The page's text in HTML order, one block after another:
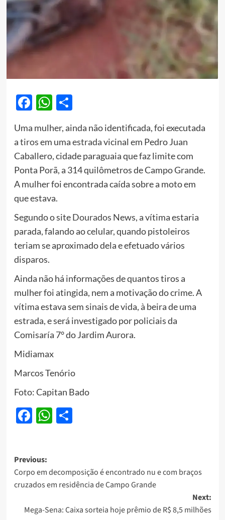
Facebook
WhatsApp
Share
Uma mulher, ainda não identificada, foi executada
atirosem umaestradavicinal em Pedro Juan
Caballero, cidade paraguaia que faz limite com
Ponta Porã, a 314 quilômetros de Campo Grande.
A mulher foi encontrada caída sobre a moto em
que estava.
Segundo o siteDourados News, a vítima estaria
parada, falando ao celular, quando pistoleiros
teriam se aproximado dela e efetuado vários
disparos.
Ainda não há informações de quantos tiros a
mulher foi atingida, nem a motivação do crime. A
vítima estava sem sinais de vida, à beira de uma
estrada, e será investigado por policiais da
Comisaría 7° do Jardim Aurora.
Midiamax
Marcos Tenório
Foto: Capitan Bado
Facebook
WhatsApp
Share
Post
navigation
Previous:
Corpo em decomposição é encontrado nu e com braços
cruzados em residência de Campo Grande
Next:
Mega-Sena: Caixa sorteia hoje prêmio de R$ 8,5 milhões